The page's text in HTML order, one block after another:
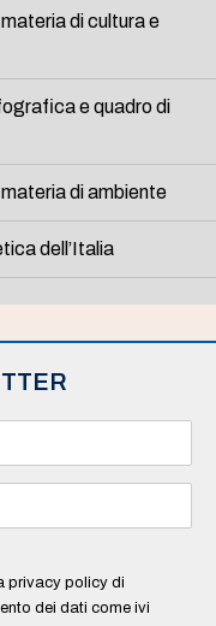
di cultura e
e quadro di
di ambiente
dell’Italia
privacy policy di
dei dati come ivi